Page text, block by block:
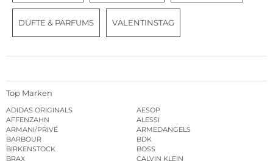
DÜFTE & PARFUMS VALENTINSTAG
Top Marken
ADIDAS ORIGINALS
AESOP
AFFENZAHN
ALESSI
ARMANI/PRIVÉ
ARMEDANGELS
BARBOUR
BDK
BIRKENSTOCK
BOSS
BRAX
CALVIN KLEIN